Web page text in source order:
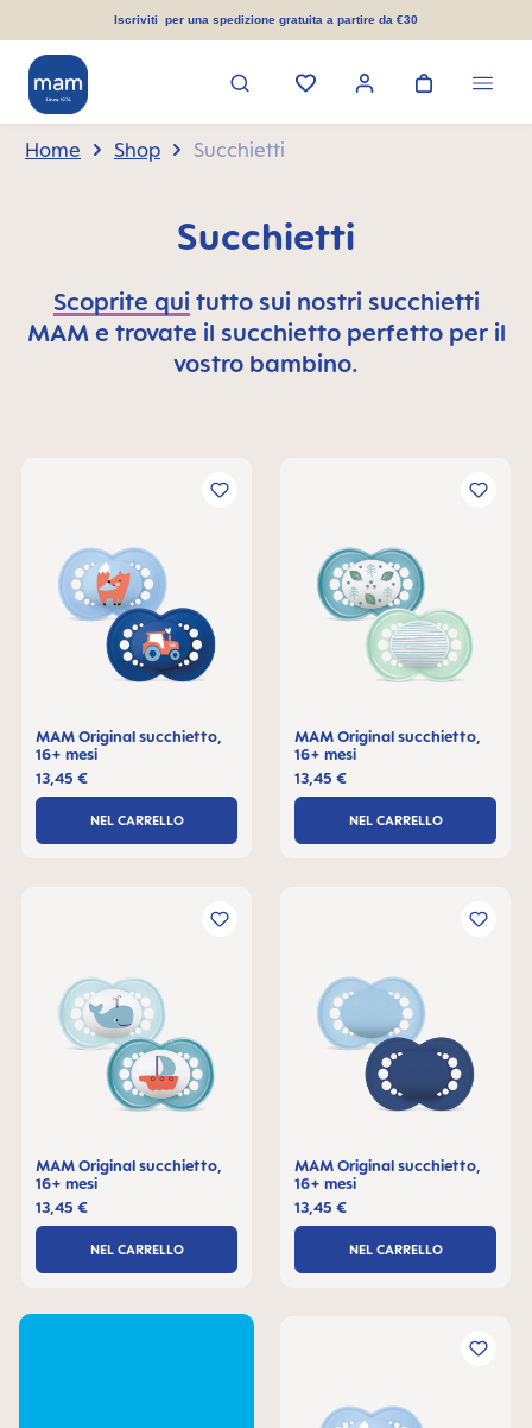
principaleIscriviti per una spedizione gratuita a partire da €30
Home Shop Succhietti
Succhietti
Scoprite qui tutto sui nostri succhietti
MAM e trovate il succhietto perfetto per il
vostro bambino.
MAM Original succhietto,
16+ mesi
13,45 €
NEL CARRELLO
MAM Original succhietto,
16+ mesi
13,45 €
NEL CARRELLO
MAM Original succhietto,
16+ mesi
13,45 €
NEL CARRELLO
MAM Original succhietto,
16+ mesi
13,45 €
NEL CARRELLO